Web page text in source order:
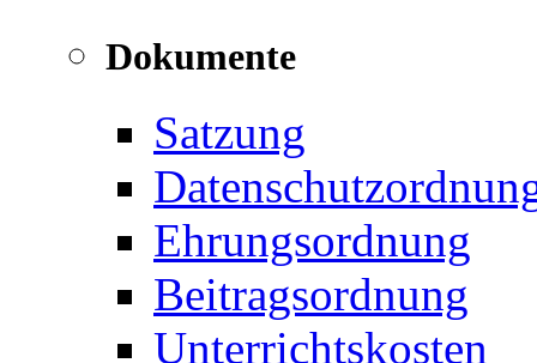
Dokumente
Satzung
Ehrungsordnung
Beitragsordnung
Unterrichtskosten